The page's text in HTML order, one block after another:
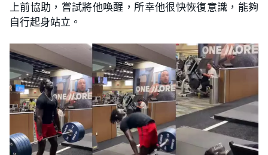
上前協助，嘗試將他喚醒，所幸他很快恢復意識，能夠
自行起身站立。